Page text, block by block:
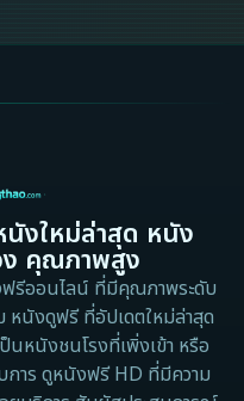
งใหม่ล่าสุด หนัง
ง คุณภาพสูง
รีออนไลน์ ที่มีคุณภาพระดับ
หนังดูฟรี ที่อัปเดตใหม่ล่าสุด
นหนังชนโรงที่เพิ่งเข้า หรือ
การ ดูหนังฟรี HD ที่มีความ